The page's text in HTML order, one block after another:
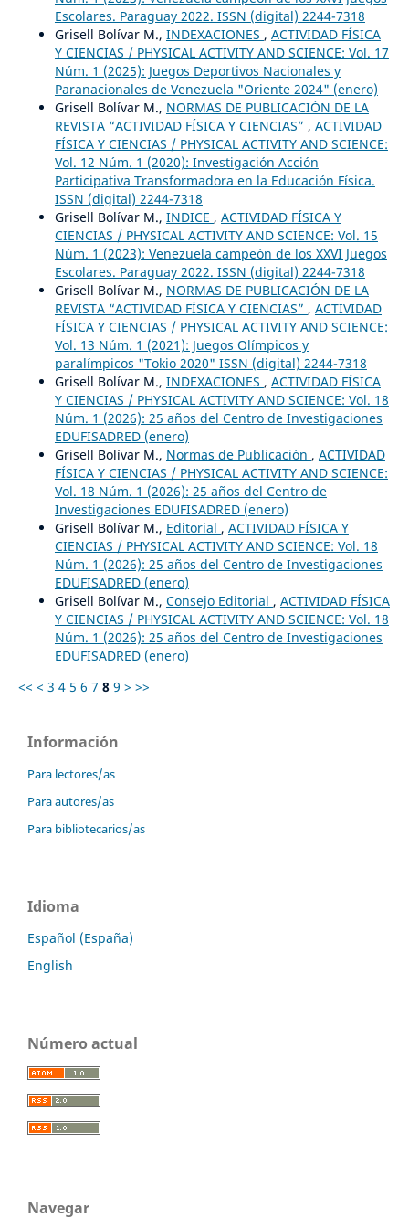
Escolares. Paraguay 2022. ISSN (digital) 2244-7318
Grisell Bolívar M., INDEXACIONES , ACTIVIDAD FÍSICA
Y CIENCIAS / PHYSICAL ACTIVITY AND SCIENCE: Vol. 17
Núm. 1 (2025): Juegos Deportivos Nacionales y
Paranacionales de Venezuela "Oriente 2024" (enero)
Grisell Bolívar M., NORMAS DE PUBLICACIÓN DE LA
REVISTA “ACTIVIDAD FÍSICA Y CIENCIAS” , ACTIVIDAD
FÍSICA Y CIENCIAS / PHYSICAL ACTIVITY AND SCIENCE:
Vol. 12 Núm. 1 (2020): Investigación Acción
Participativa Transformadora en la Educación Física.
ISSN (digital) 2244-7318
Grisell Bolívar M., INDICE , ACTIVIDAD FÍSICA Y
CIENCIAS / PHYSICAL ACTIVITY AND SCIENCE: Vol. 15
Núm. 1 (2023): Venezuela campeón de los XXVI Juegos
Escolares. Paraguay 2022. ISSN (digital) 2244-7318
Grisell Bolívar M., NORMAS DE PUBLICACIÓN DE LA
REVISTA “ACTIVIDAD FÍSICA Y CIENCIAS” , ACTIVIDAD
FÍSICA Y CIENCIAS / PHYSICAL ACTIVITY AND SCIENCE:
Vol. 13 Núm. 1 (2021): Juegos Olímpicos y
paralímpicos "Tokio 2020" ISSN (digital) 2244-7318
Grisell Bolívar M., INDEXACIONES , ACTIVIDAD FÍSICA
Y CIENCIAS / PHYSICAL ACTIVITY AND SCIENCE: Vol. 18
Núm. 1 (2026): 25 años del Centro de Investigaciones
EDUFISADRED (enero)
Grisell Bolívar M., Normas de Publicación , ACTIVIDAD
FÍSICA Y CIENCIAS / PHYSICAL ACTIVITY AND SCIENCE:
Vol. 18 Núm. 1 (2026): 25 años del Centro de
Investigaciones EDUFISADRED (enero)
Grisell Bolívar M., Editorial , ACTIVIDAD FÍSICA Y
CIENCIAS / PHYSICAL ACTIVITY AND SCIENCE: Vol. 18
Núm. 1 (2026): 25 años del Centro de Investigaciones
EDUFISADRED (enero)
Grisell Bolívar M., Consejo Editorial , ACTIVIDAD FÍSICA
Y CIENCIAS / PHYSICAL ACTIVITY AND SCIENCE: Vol. 18
Núm. 1 (2026): 25 años del Centro de Investigaciones
EDUFISADRED (enero)
<< < 3 4 5 6 7 8 9 > >>
Información
Para lectores/as
Para autores/as
Para bibliotecarios/as
Idioma
Español (España)
English
Número actual
Navegar